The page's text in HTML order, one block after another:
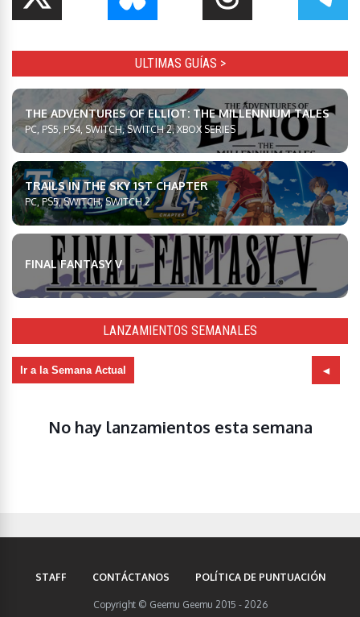
ULTIMAS GUÍAS >
THE ADVENTURES OF ELLIOT: THE MILLENNIUM TALES
PC, PS5, PS4, SWITCH, SWITCH 2, XBOX SERIES
TRAILS IN THE SKY 1ST CHAPTER
PC, PS5, SWITCH, SWITCH 2
FINAL FANTASY V
LANZAMIENTOS SEMANALES
Ir a la Semana Actual
No hay lanzamientos esta semana
STAFF CONTÁCTANOS POLÍTICA DE PUNTUACIÓN
Copyright © Geemu Geemu 2015 - 2026